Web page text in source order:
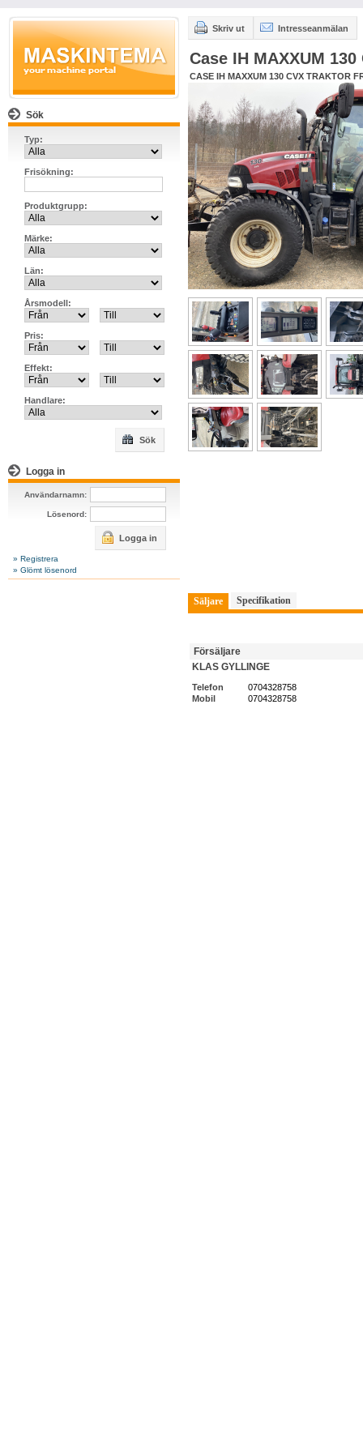
Sök
Typ:
Frisökning:
Produktgrupp:
Märke:
Län:
Årsmodell:
Pris:
Effekt:
Handlare:
Sök
Logga in
Användarnamn:
Lösenord:
Logga in
» Registrera
» Glömt lösenord
Skriv ut Intresseanmälan
Case IH MAXXUM 130
CASE IH MAXXUM 130 CVX TRAKTOR
Säljare Specifikation
Försäljare
KLAS GYLLINGE
Telefon
0704328758
Mobil
0704328758